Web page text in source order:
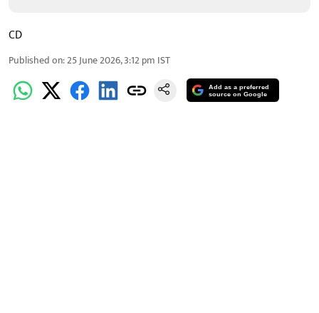
CD
Published on:25 June 2026, 3:12 pm IST
Add as a preferred
source on Google